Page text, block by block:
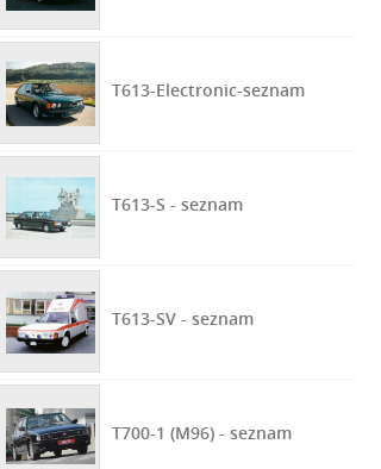
T613-Electronic-seznam
T613-S - seznam
T613-SV - seznam
T700-1 (M96) - seznam